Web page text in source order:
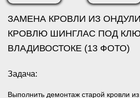
ЗАМЕНА КРОВЛИ ИЗ
КРОВЛЮ ШИНГЛАС ПОД
ВЛАДИВОСТОКЕ (13 ФОТО)
Задача:
Выполнить демонтаж старой кровли